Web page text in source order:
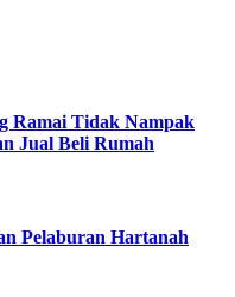
Ramai Tidak Nampak
Jual Beli Rumah
Pelaburan Hartanah